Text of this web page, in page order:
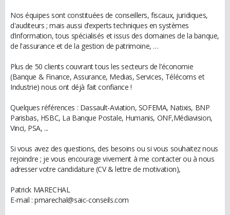
Nos équipes sont constituées de conseillers, fiscaux, juridiques,
d'auditeurs ; mais aussi d’experts techniques en systèmes
d’information, tous spécialisés et issus des domaines de la banque,
de l'assurance et de la gestion de patrimoine, …
Plus de 50 clients couvrant tous les secteurs de l’économie
(Banque & Finance, Assurance, Medias, Services, Télécoms et
Industrie) nous ont déjà fait confiance !
Quelques références : Dassault-Aviation, SOFEMA, Natixis, BNP
Parisbas, HSBC, La Banque Postale, Humanis, ONF,Médiavision,
Vinci, PSA, ...
Si vous avez des questions, des besoins ou si vous souhaitez nous
rejoindre ; je vous encourage vivement à me contacter ou à nous
adresser votre candidature (CV & lettre de motivation),
Patrick MARECHAL
E-mail : pmarechal@saic-conseils.com